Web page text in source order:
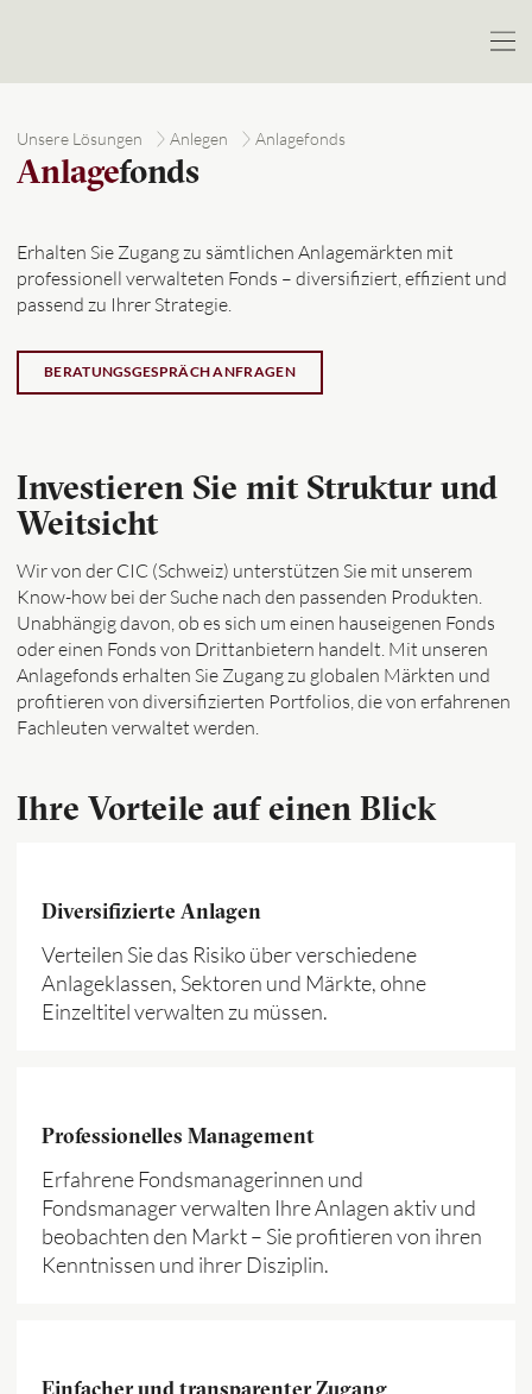
Unsere Lösungen Anlegen Anlagefonds
Anlagefonds
Erhalten Sie Zugang zu sämtlichen Anlagemärkten mit
professionell verwalteten Fonds – diversifiziert, effizient und
passend zu Ihrer Strategie.
BERATUNGSGESPRÄCH ANFRAGEN
Investieren Sie mit Struktur und
Weitsicht
Wir von der CIC (Schweiz) unterstützen Sie mit unserem
Know-how bei der Suche nach den passenden Produkten.
Unabhängig davon, ob es sich um einen hauseigenen Fonds
oder einen Fonds von Drittanbietern handelt. Mit unseren
Anlagefonds erhalten Sie Zugang zu globalen Märkten und
profitieren von diversifizierten Portfolios, die von erfahrenen
Fachleuten verwaltet werden.
Ihre Vorteile auf einen Blick
Diversifizierte Anlagen
Verteilen Sie das Risiko über verschiedene
Anlageklassen, Sektoren und Märkte, ohne
Einzeltitel verwalten zu müssen.
Professionelles Management
Erfahrene Fondsmanagerinnen und
Fondsmanager verwalten Ihre Anlagen aktiv und
beobachten den Markt – Sie profitieren von ihren
Kenntnissen und ihrer Disziplin.
Einfacher und transparenter Zugang